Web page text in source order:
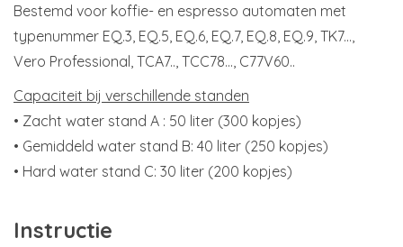
Bestemd voor koffie- en espresso automaten met
typenummer EQ.3, EQ.5, EQ.6, EQ.7, EQ.8, EQ.9, TK7...,
Vero Professional, TCA7.., TCC78..., C77V60..
Capaciteit bij verschillende standen
• Zacht water stand A : 50 liter (300 kopjes)
• Gemiddeld water stand B: 40 liter (250 kopjes)
• Hard water stand C: 30 liter (200 kopjes)
Instructie